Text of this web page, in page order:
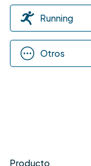
Running
Otros
Producto